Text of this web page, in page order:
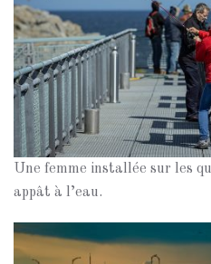
Une femme installée sur les
appât à l’eau.